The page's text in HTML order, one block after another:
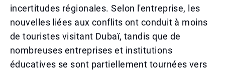
incertitudes régionales. Selon l'entreprise, les
nouvelles liées aux conflits ont conduit à moins
de touristes visitant Dubaï, tandis que de
nombreuses entreprises et institutions
éducatives se sont partiellement tournées vers